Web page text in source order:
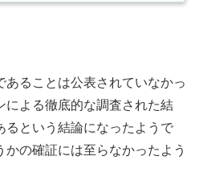
ることは公表されていなかっ
による徹底的な調査された結
るという結論になったようで
の確証には至らなかったよう